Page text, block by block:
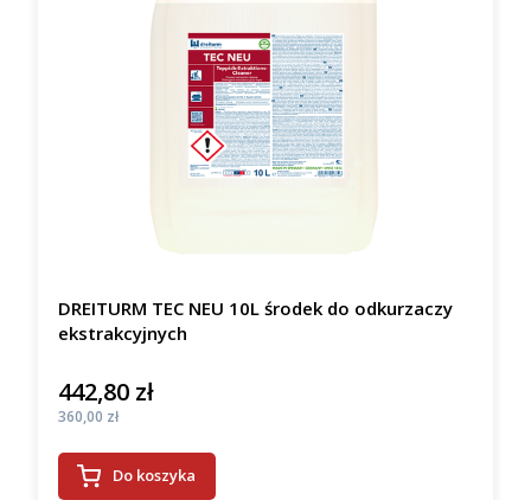
DREITURM TEC NEU 10L środek do odkurzaczy
ekstrakcyjnych
Cena
442,80 zł
Cena
360,00 zł
Do koszyka